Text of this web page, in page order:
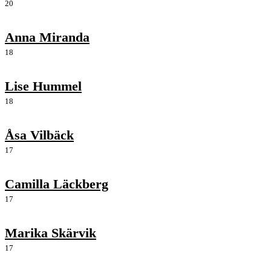
20
Anna Miranda
18
Lise Hummel
18
Åsa Vilbäck
17
Camilla Läckberg
17
Marika Skärvik
17